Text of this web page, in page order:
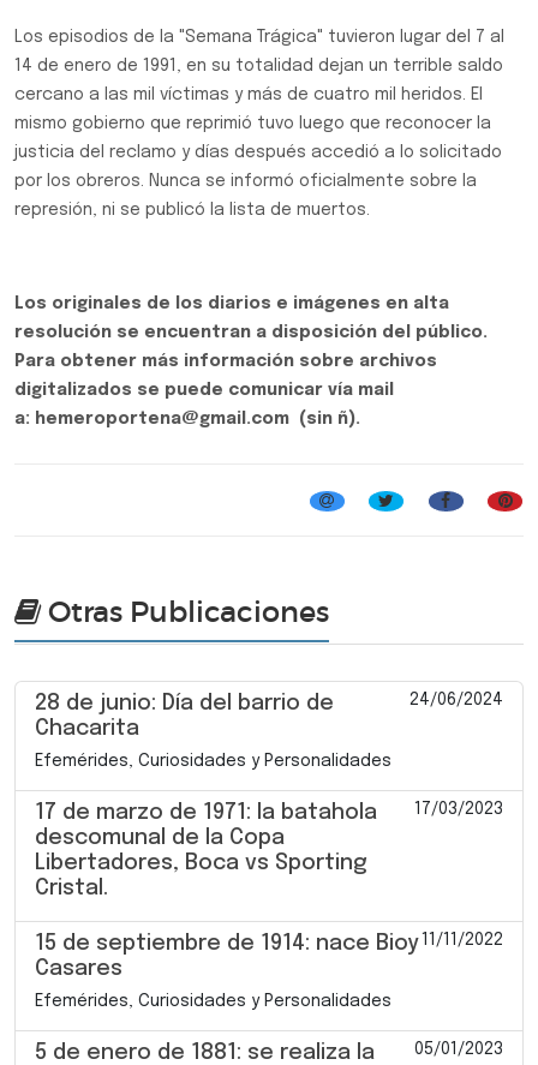
Los episodios de la "Semana Trágica" tuvieron lugar del 7 al
14 de enero de 1991, en su totalidad dejan un terrible saldo
cercano a las mil víctimas y más de cuatro mil heridos. El
mismo gobierno que reprimió tuvo luego que reconocer la
justicia del reclamo y días después accedió a lo solicitado
por los obreros. Nunca se informó oficialmente sobre la
represión, ni se publicó la lista de muertos.
Los originales de los diarios e imágenes en alta
resolución se encuentran a disposición del público.
Para obtener más información sobre archivos
digitalizados se puede comunicar vía mail
a: hemeroportena@gmail.com (sin ñ).
Otras Publicaciones
28 de junio: Día del barrio de
Chacarita
24/06/2024
Efemérides, Curiosidades y Personalidades
17 de marzo de 1971: la batahola
descomunal de la Copa
Libertadores, Boca vs Sporting
Cristal.
17/03/2023
15 de septiembre de 1914: nace Bioy
Casares
11/11/2022
Efemérides, Curiosidades y Personalidades
5 de enero de 1881: se realiza la
05/01/2023